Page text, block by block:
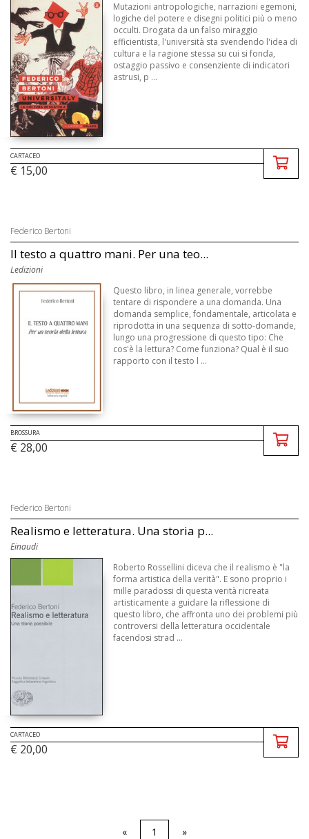
Mutazioni antropologiche, narrazioni egemoni,
logiche del potere e disegni politici più o meno
occulti. Drogata da un falso miraggio
efficientista, l'università sta svendendo l'idea di
cultura e la ragione stessa su cui si fonda,
ostaggio passivo e consenziente di indicatori
astrusi, p ...
CARTACEO
€ 15,00
Federico Bertoni
Il testo a quattro mani. Per una teo...
Ledizioni
Questo libro, in linea generale, vorrebbe
tentare di rispondere a una domanda. Una
domanda semplice, fondamentale, articolata e
riprodotta in una sequenza di sotto-domande,
lungo una progressione di questo tipo: Che
cos'è la lettura? Come funziona? Qual è il suo
rapporto con il testo l ...
BROSSURA
€ 28,00
Federico Bertoni
Realismo e letteratura. Una storia p...
Einaudi
Roberto Rossellini diceva che il realismo è "la
forma artistica della verità". E sono proprio i
mille paradossi di questa verità ricreata
artisticamente a guidare la riflessione di
questo libro, che affronta uno dei problemi più
controversi della letteratura occidentale
facendosi strad ...
CARTACEO
€ 20,00
« 1 »